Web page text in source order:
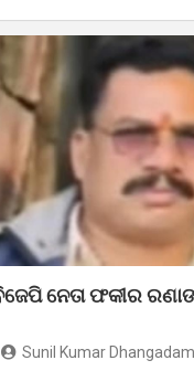
ନେତା ଫକୀର
Sunil Kumar